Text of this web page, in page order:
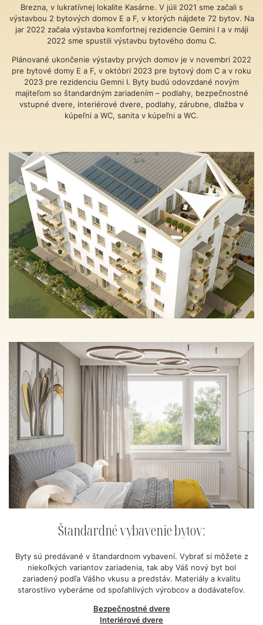
Brezna, v lukratívnej lokalite Kasárne. V júli 2021 sme začali s
výstavbou 2 bytových domov E a F, v ktorých nájdete 72 bytov. Na
jar 2022 začala výstavba komfortnej rezidencie Gemini I a v máji
2022 sme spustili výstavbu bytového domu C.
Plánované ukončenie výstavby prvých domov je v novembri 2022
pre bytové domy E a F, v októbri 2023 pre bytový dom C a v roku
2023 pre rezidenciu Gemni I. Byty budú odovzdané novým
majiteľom so štandardným zariadením – podlahy, bezpečnostné
vstupné dvere, interiérové dvere, podlahy, zárubne, dlažba v
kúpeľni a WC, sanita v kúpeľni a WC.
Štandardnévybaveniebytov:
Byty sú predávané v štandardnom vybavení. Vybrať si môžete z
niekoľkých variantov zariadenia, tak aby Váš nový byt bol
zariadený podľa Vášho vkusu a predstáv. Materiály a kvalitu
starostlivo vyberáme od spoľahlivých výrobcov a dodávateľov.
Bezpečnostné dvere
Interiérové dvere